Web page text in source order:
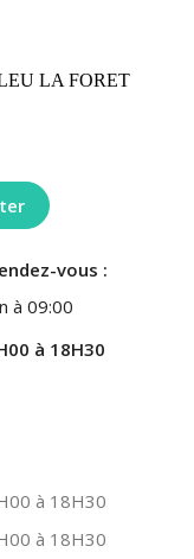
vous :
à 09:00
à 18H30
à 18H30
à 18H30